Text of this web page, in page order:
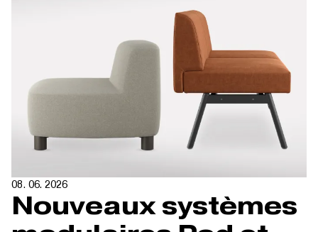
08. 06. 2026
Nouveaux systèmes